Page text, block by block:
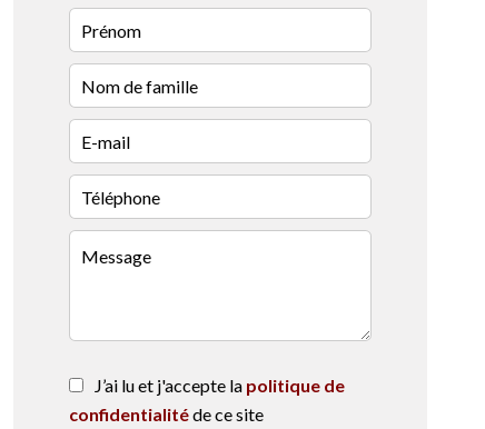
J’ai lu et j'accepte la politique de
confidentialitéde ce site